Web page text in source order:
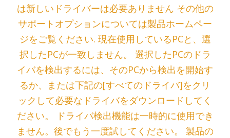
は新しいドライバーは必要ありません その他の
サポートオプションについては製品ホームペー
ジをご覧ください. 現在使用しているPCと、選
択したPCが一致しません。 選択したPCのドラ
イバを検出するには、そのPCから検出を開始す
るか、または下記の[すべてのドライバ]をクリ
ックして必要なドライバをダウンロードしてく
ださい。 ドライバ検出機能は一時的に使用でき
ません。後でもう一度試してください。 製品の